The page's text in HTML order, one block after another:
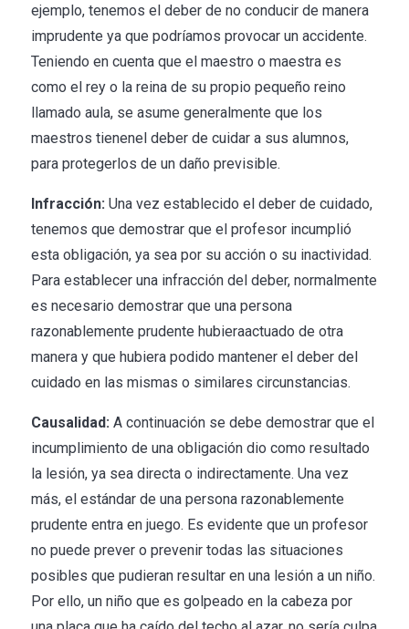
ejemplo, tenemos el deber de no conducir de manera
imprudente ya que podríamos provocar un accidente.
Teniendo en cuenta que el maestro o maestra es
como el rey o la reina de su propio pequeño reino
llamado aula, se asume generalmente que los
maestros tienenel deber de cuidar a sus alumnos,
para protegerlos de un daño previsible.
Infracción: Una vez establecido el deber de cuidado,
tenemos que demostrar que el profesor incumplió
esta obligación, ya sea por su acción o su inactividad.
Para establecer una infracción del deber, normalmente
es necesario demostrar que una persona
razonablemente prudente hubieraactuado de otra
manera y que hubiera podido mantener el deber del
cuidado en las mismas o similares circunstancias.
Causalidad: A continuación se debe demostrar que el
incumplimiento de una obligación dio como resultado
la lesión, ya sea directa o indirectamente. Una vez
más, el estándar de una persona razonablemente
prudente entra en juego. Es evidente que un profesor
no puede prever o prevenir todas las situaciones
posibles que pudieran resultar en una lesión a un niño.
Por ello, un niño que es golpeado en la cabeza por